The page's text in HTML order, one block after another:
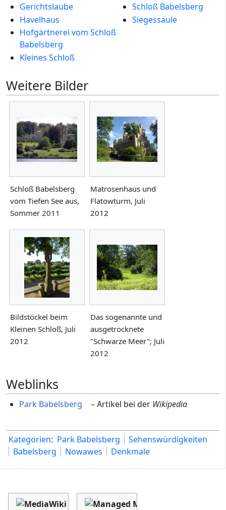
Gerichtslaube
Havelhaus
Hofgärtnerei vom Schloß
Babelsberg
Kleines Schloß
Schloß Babelsberg
Siegessäule
Weitere Bilder
Schloß Babelsberg
vom Tiefen See aus,
Sommer 2011
Matrosenhaus und
Flatowturm, Juli
2012
Bildstöckel beim
Kleinen Schloß, Juli
2012
Das sogenannte und
ausgetrocknete
"Schwarze Meer"; Juli
2012
Weblinks
Park Babelsberg – Artikel bei der Wikipedia
Kategorien: Park Babelsberg
Sehenswürdigkeiten
Babelsberg
Nowawes Denkmale